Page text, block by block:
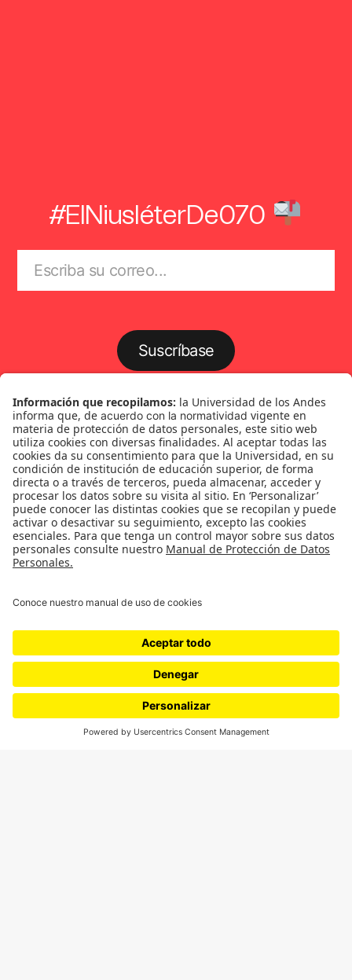
#ElNiusléterDe070
Suscríbase
Género
Política
Cultura
Medios y periodismo
Ciudad
¿Quiénes somos?